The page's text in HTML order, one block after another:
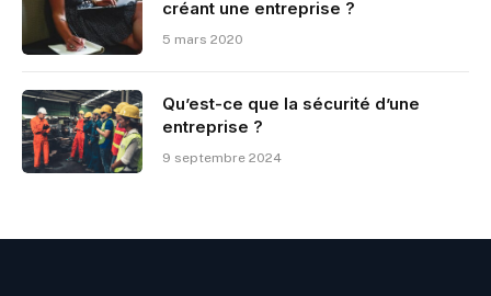
créant une entreprise ?
5 mars 2020
Qu’est-ce que la sécurité d’une
entreprise ?
9 septembre 2024